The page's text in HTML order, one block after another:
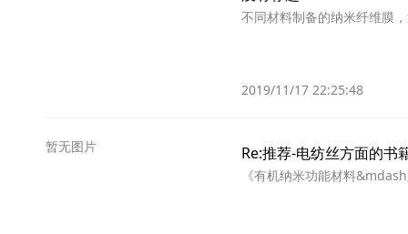
不同材料制备的纳米纤维膜
2019/11/17 22:25:48
暂无图片 Re:推荐-电纺丝方面的书
《有机纳米功能材料